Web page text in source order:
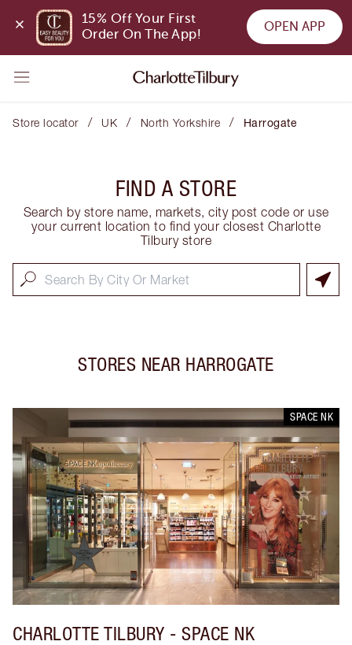
15% Off Your First
Order On The App!
OPEN APP
Store locator / UK / North Yorkshire / Harrogate
FIND A STORE
Search by store name, markets, city post code or use
your current location to find your closest Charlotte
Tilbury store
STORES NEAR HARROGATE
SPACE NK
CHARLOTTE TILBURY - SPACE NK